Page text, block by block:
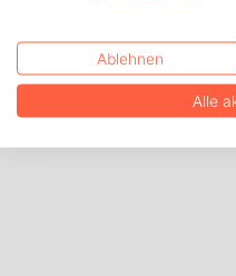
Ablehnen
Alle